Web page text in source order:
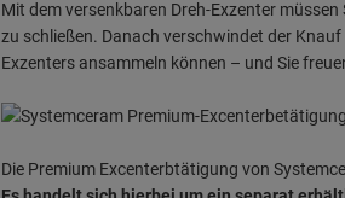
Mit dem versenkbaren Dreh-Exzenter
zu schließen. Danach verschwindet der
Exzenters ansammeln können – und Sie
Die Premium Excenterbtätigung von